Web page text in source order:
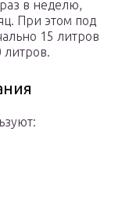
в неделю,
При этом под
15 литров